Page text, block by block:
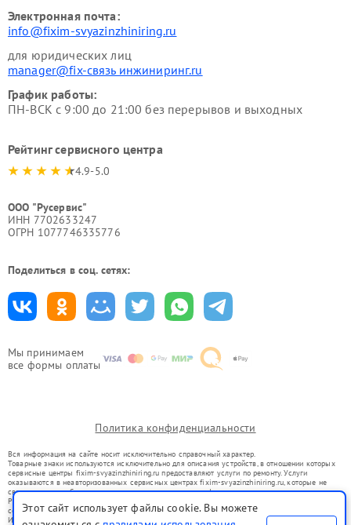
Мы принимаем
все формы оплаты
Электронная почта:
info@fixim-svyazinzhiniring.ru
для юридических лиц
manager@fix-связь инжиниринг.ru
График работы:
ПН-ВСК с 9:00 до 21:00 без перерывов и выходных
Рейтинг сервисного центра
4.9-5.0
ООО "Русервис"
ИНН 7702633247
ОГРН 1077746335776
Поделиться в соц. сетях:
Политика конфиденциальности
Вся информация на сайте носит исключительно справочный характер.
Товарные знаки используются исключительно для описания устройств, в отношении которых
сервисные центры fixim-svyazinzhiniring.ru предоставляют услуги по ремонту. Услуги
оказываются в неавторизованных сервисных центрах fixim-svyazinzhiniring.ru, которые не
связаны с правообладателями товарных знаков или их официальными представителями.
Ремонт осуществляется для устройств, уже введенных в гражданский оборот в соответствии
со статьей 1487 ГК РФ.
Использование товарных знаков не преследует цели индивидуализации услуг или введения
Этот сайт использует файлы cookie. Вы можете